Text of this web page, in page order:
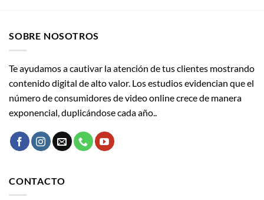
SOBRE NOSOTROS
Te ayudamos a cautivar la atención de tus clientes mostrando
contenido digital de alto valor. Los estudios evidencian que el
número de consumidores de video online crece de manera
exponencial, duplicándose cada año..
CONTACTO